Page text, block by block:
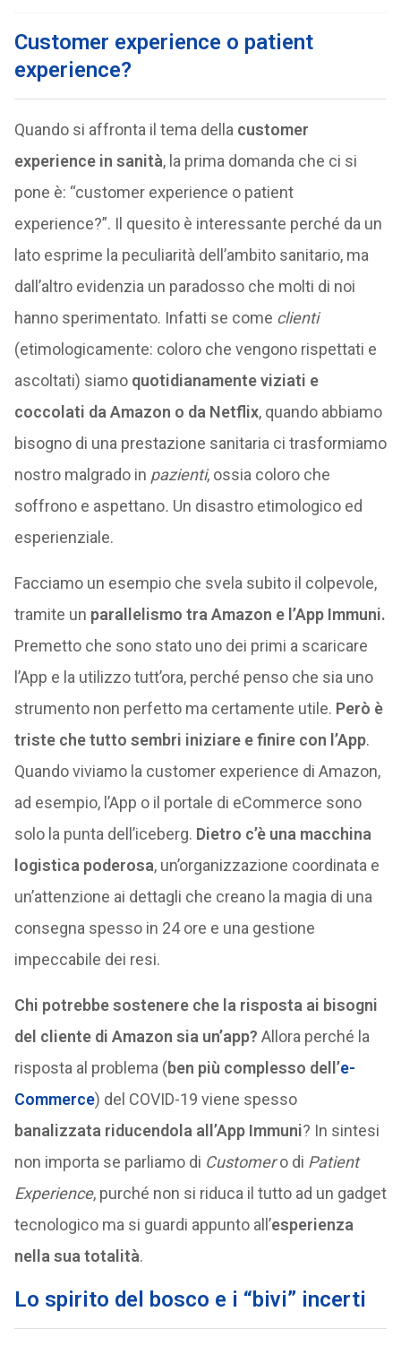
Customer experience o patient
experience?
Quando si affronta il tema della customer
experience in sanità, la prima domanda che ci si
pone è: “customer experience o patient
experience?”. Il quesito è interessante perché da un
lato esprime la peculiarità dell’ambito sanitario, ma
dall’altro evidenzia un paradosso che molti di noi
hanno sperimentato. Infatti se come clienti
(etimologicamente: coloro che vengono rispettati e
ascoltati) siamo quotidianamente viziati e
coccolati da Amazon o da Netflix, quando abbiamo
bisogno di una prestazione sanitaria ci trasformiamo
nostro malgrado in pazienti, ossia coloro che
soffrono e aspettano. Un disastro etimologico ed
esperienziale.
Facciamo un esempio che svela subito il colpevole,
tramite un parallelismo tra Amazon e l’App Immuni.
Premetto che sono stato uno dei primi a scaricare
l’App e la utilizzo tutt’ora, perché penso che sia uno
strumento non perfetto ma certamente utile. Però è
triste che tutto sembri iniziare e finire con l’App.
Quando viviamo la customer experience di Amazon,
ad esempio, l’App o il portale di eCommerce sono
solo la punta dell’iceberg. Dietro c’è una macchina
logistica poderosa, un’organizzazione coordinata e
un’attenzione ai dettagli che creano la magia di una
consegna spesso in 24 ore e una gestione
impeccabile dei resi.
Chi potrebbe sostenere che la risposta ai bisogni
del cliente di Amazon sia un’app? Allora perché la
risposta al problema (ben più complesso dell’e-
Commerce) del COVID-19 viene spesso
banalizzata riducendola all’App Immuni? In sintesi
non importa se parliamo di Customero di Patient
Experience, purché non si riduca il tutto ad un gadget
tecnologico ma si guardi appunto all’esperienza
nella sua totalità.
Lo spirito del bosco e i “bivi” incerti